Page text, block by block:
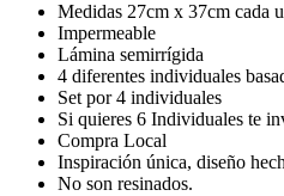
Medidas 27cm x 37cm cada
Impermeable
Lámina semirrígida
4 diferentes individuales
Set por 4 individuales
Si quieres 6 Individuales te
Compra Local
Inspiración única, diseño
No son resinados.